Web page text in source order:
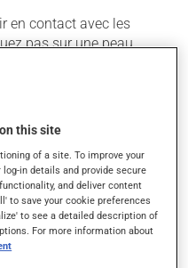
en contact avec les
pas sur une peau
éraflure.
qu'au
la posologie
pas plus, ni plus
ce produit peut à
this site
of a site. To improve your
in details and provide secure
and deliver content
to save your cookie preferences
to see a detailed description of
For more information about